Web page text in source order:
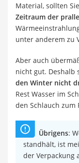
Material, sollten
Zeitraum der
unter anderem zu
Aber auch
nicht gut. Deshalb
den Winter nicht
Rest Wasser im
den Schlauch zum
Übrigens:
standhält, ist
der Verpackung